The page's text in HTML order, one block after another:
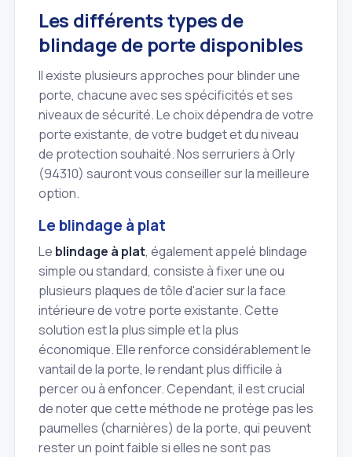
Les différents types de
blindage de porte disponibles
Il existe plusieurs approches pour blinder une
porte, chacune avec ses spécificités et ses
niveaux de sécurité. Le choix dépendra de votre
porte existante, de votre budget et du niveau
de protection souhaité. Nos serruriers à Orly
(94310) sauront vous conseiller sur la meilleure
option.
Le blindage à plat
Le blindage à plat, également appelé blindage
simple ou standard, consiste à fixer une ou
plusieurs plaques de tôle d'acier sur la face
intérieure de votre porte existante. Cette
solution est la plus simple et la plus
économique. Elle renforce considérablement le
vantail de la porte, le rendant plus difficile à
percer ou à enfoncer. Cependant, il est crucial
de noter que cette méthode ne protège pas les
paumelles (charnières) de la porte, qui peuvent
rester un point faible si elles ne sont pas